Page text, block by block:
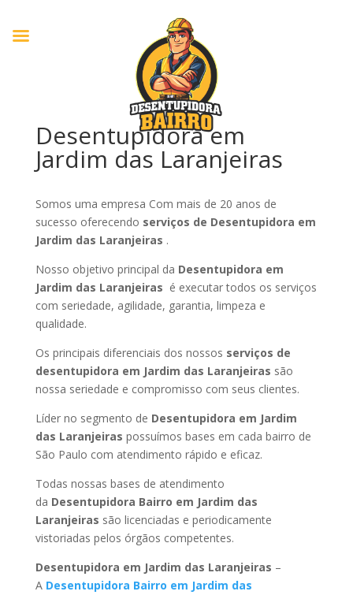
Desentupidora em
Jardim das Laranjeiras
Somos uma empresa Com mais de 20 anos de
sucesso oferecendo serviços de Desentupidora em
Jardim das Laranjeiras .
Nosso objetivo principal da Desentupidora em
Jardim das Laranjeiras é executar todos os serviços
com seriedade, agilidade, garantia, limpeza e
qualidade.
Os principais diferenciais dos nossos serviços de
desentupidora em Jardim das Laranjeiras são
nossa seriedade e compromisso com seus clientes.
Líder no segmento de Desentupidora em Jardim
das Laranjeiras possuímos bases em cada bairro de
São Paulo com atendimento rápido e eficaz.
Todas nossas bases de atendimento
da Desentupidora Bairro em Jardim das
Laranjeiras são licenciadas e periodicamente
vistoriadas pelos órgãos competentes.
Desentupidora em Jardim das Laranjeiras –
A Desentupidora Bairro em Jardim das